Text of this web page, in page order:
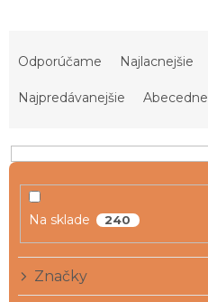
e
u
Odporúčame Najlacnejšie
Najpredávanejšie Abecedne
Na sklade 240
Značky